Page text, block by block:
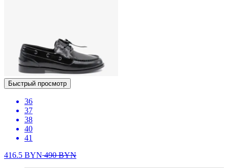
Быстрый просмотр
36
37
38
40
41
416.5 BYN490BYN